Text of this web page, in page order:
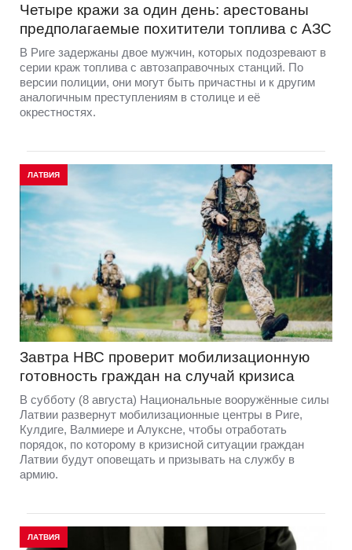
Четыре кражи за один день: арестованы
предполагаемые похитители топлива с АЗС
В Риге задержаны двое мужчин, которых подозревают в
серии краж топлива с автозаправочных станций. По
версии полиции, они могут быть причастны и к другим
аналогичным преступлениям в столице и её
окрестностях.
ЛАТВИЯ
Завтра НВС проверит мобилизационную
готовность граждан на случай кризиса
В субботу (8 августа) Национальные вооружённые силы
Латвии развернут мобилизационные центры в Риге,
Кулдиге, Валмиере и Алуксне, чтобы отработать
порядок, по которому в кризисной ситуации граждан
Латвии будут оповещать и призывать на службу в
армию.
ЛАТВИЯ